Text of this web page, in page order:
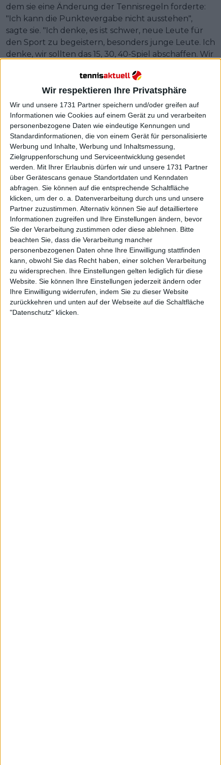
Wir respektieren Ihre Privatsphäre
Wir und unsere 1731 Partner speichern und/oder greifen auf
Informationen wie Cookies auf einem Gerät zu und verarbeiten
personenbezogene Daten wie eindeutige Kennungen und
Standardinformationen, die von einem Gerät für personalisierte
Werbung und Inhalte, Werbung und Inhaltsmessung,
Zielgruppenforschung und Serviceentwicklung gesendet
werden.
Mit Ihrer Erlaubnis dürfen wir und unsere 1731 Partner
über Gerätescans genaue Standortdaten und Kenndaten
abfragen. Sie können auf die entsprechende Schaltfläche
klicken, um der o. a. Datenverarbeitung durch uns und unsere
Partner zuzustimmen. Alternativ können Sie auf detailliertere
Informationen zugreifen und Ihre Einstellungen ändern, bevor
Sie der Verarbeitung zustimmen oder diese ablehnen.
Bitte
beachten Sie, dass die Verarbeitung mancher
personenbezogenen Daten ohne Ihre Einwilligung stattfinden
kann, obwohl Sie das Recht haben, einer solchen Verarbeitung
zu widersprechen. Ihre Einstellungen gelten lediglich für diese
Website. Sie können Ihre Einstellungen jederzeit ändern oder
Ihre Einwilligung widerrufen, indem Sie zu dieser Website
zurückkehren und unten auf der Webseite auf die Schaltfläche
"Datenschutz" klicken.
dem sie eine Änderung der Tennisregeln forderte:
"Ich kann die Punktevergabe nicht ausstehen",
sagte sie. "Ich denke, es ist schwer, neue Leute für
den Sport zu begeistern, besonders junge Leute. Ich
denke, wir sollten das 15, 30, 40-Spiel abschaffen. Wir
muss, dann machen bei drei alle zwei Punkte
hintereinander oder was auch immer, aber wir
sollten 15, 30, 40 abschaffen. Jeder Spieler sollte
seinen Namen und eine Nummer tragen. Und
warum? Wir müssen unsere Spieler fördern, so wie
es jede andere Sportart auch tut. Schauen Sie sich
Basketball, Fußball oder Baseball an, sie haben ihren
Namen und ihre Nummer. Ich will auf jeden Fall
zwei von drei Sätzen. Oder wir müssen gleich viel
spielen, Männer und Frauen. Denn wir werden nach
Medieninhalten bezahlt, und Frauen kommen
wegen der Inhalte immer zu kurz."
Weiterlesen
Turnierzentrale Korea Open
2024: Zeitplan, Ergebnisse,
Preisgeld und TV Führer für die
Rückkehr nach Seoul